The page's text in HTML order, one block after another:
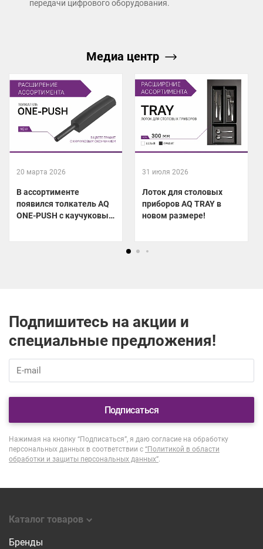
передачи цифрового оборудования.
Медиа центр
20 марта 2026
В ассортименте
появился толкатель AQ
ONE-PUSH с каучуковым
31 июля 2026
Лоток для столовых
приборов AQ TRAY в
новом размере!
Подпишитесь на акции и
специальные предложения!
Подписаться
Нажимая на кнопку “Подписаться”, я даю согласие на обработку
персональных данных в соответствии с “Политикой в области
обработки и защиты персональных данных”.
Каталог товаров
Бренды